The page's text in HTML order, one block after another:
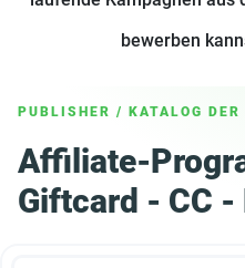
bewerben
PUBLISHER / KATALOG
Affiliate-
Giftcard - CC -